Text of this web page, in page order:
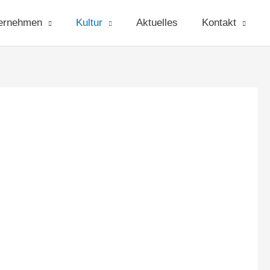
Kultur Aktuelles Kontakt